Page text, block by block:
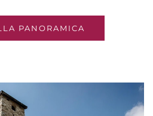
PANORAMICA